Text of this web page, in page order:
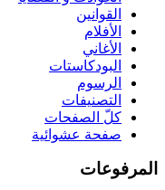
القوانين
الأفلام
الأغاني
البودكاستات
الرسوم
التصنيفات
كلّ الصفحات
صفحة عشوائية
المرفوعات